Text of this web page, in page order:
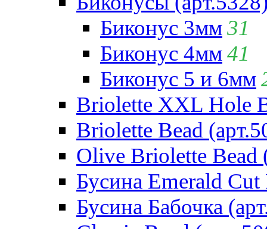
Биконус 3мм31
Биконус 4мм41
Биконус 5 и 6мм
Briolette XXL Hole
Briolette Bead
Olive Briolette Bead
Бусина Emerald Cut
Бусина Бабочка